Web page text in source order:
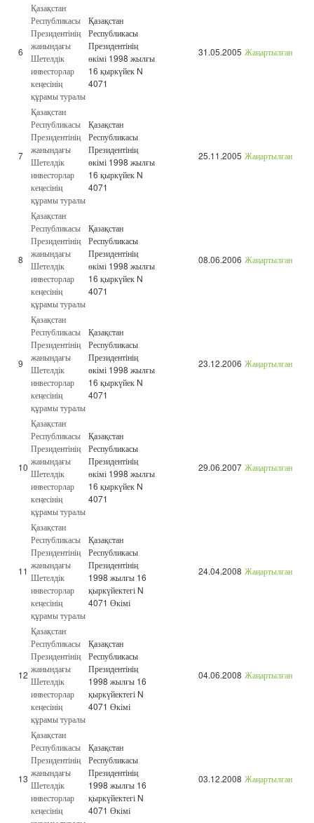
6
Қазақстан
Республикасы
Президентінің
жанындағы
Шетелдік
инвесторлар
кеңесінің
құрамы туралы
Қазақстан
Республикасы
Президентінің
өкімі 1998 жылғы
16 қыркүйек N
4071
31.05.2005 Жаңартылған
7
Қазақстан
Республикасы
Президентінің
жанындағы
Шетелдік
инвесторлар
кеңесінің
құрамы туралы
Қазақстан
Республикасы
Президентінің
өкімі 1998 жылғы
16 қыркүйек N
4071
25.11.2005 Жаңартылған
8
Қазақстан
Республикасы
Президентінің
жанындағы
Шетелдік
инвесторлар
кеңесінің
құрамы туралы
Қазақстан
Республикасы
Президентінің
өкімі 1998 жылғы
16 қыркүйек N
4071
08.06.2006 Жаңартылған
9
Қазақстан
Республикасы
Президентінің
жанындағы
Шетелдік
инвесторлар
кеңесінің
құрамы туралы
Қазақстан
Республикасы
Президентінің
өкімі 1998 жылғы
16 қыркүйек N
4071
23.12.2006 Жаңартылған
10
Қазақстан
Республикасы
Президентінің
жанындағы
Шетелдік
инвесторлар
кеңесінің
құрамы туралы
Қазақстан
Республикасы
Президентінің
өкімі 1998 жылғы
16 қыркүйек N
4071
29.06.2007 Жаңартылған
11
Қазақстан
Республикасы
Президентінің
жанындағы
Шетелдік
инвесторлар
кеңесінің
құрамы туралы
Қазақстан
Республикасы
Президентінің
1998 жылғы 16
қыркүйектегі N
4071 Өкімі
24.04.2008 Жаңартылған
12
Қазақстан
Республикасы
Президентінің
жанындағы
Шетелдік
инвесторлар
кеңесінің
құрамы туралы
Қазақстан
Республикасы
Президентінің
1998 жылғы 16
қыркүйектегі N
4071 Өкімі
04.06.2008 Жаңартылған
13
Қазақстан
Республикасы
Президентінің
жанындағы
Шетелдік
инвесторлар
кеңесінің
Қазақстан
Республикасы
Президентінің
1998 жылғы 16
қыркүйектегі N
4071 Өкімі
03.12.2008 Жаңартылған